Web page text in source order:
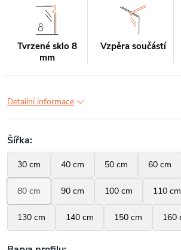
Tvrzené sklo 8
mm
Vzpěra součástí
Detailní informace